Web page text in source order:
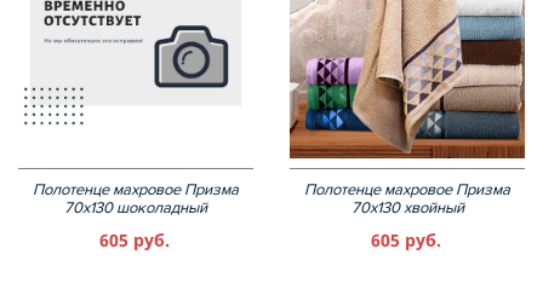
Полотенце махровое Призма
70х130 шоколадный
605 руб.
Полотенце махровое Призма
70х130 хвойный
605 руб.